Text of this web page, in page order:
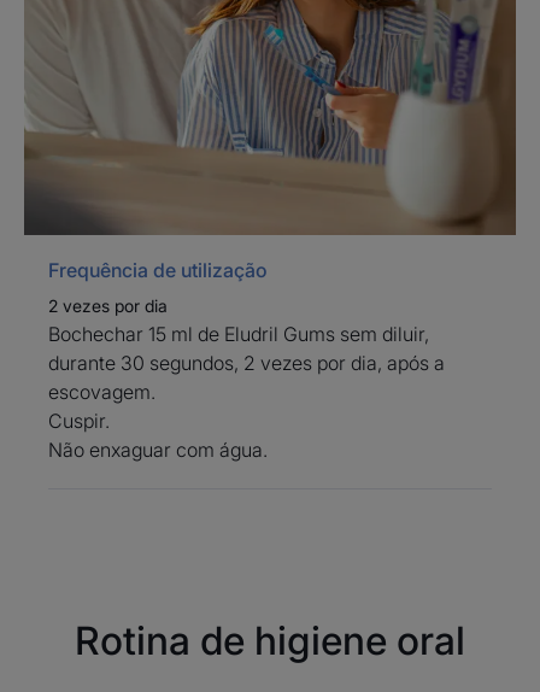
Reciclável
O frasco de plástico PET é reciclável e 100% reciclado.
Embalagem primária - Dispositivo de administração: No
Frequência de utilização
2 vezes por dia
Bochechar 15 ml de Eludril Gums sem diluir,
durante 30 segundos, 2 vezes por dia, após a
escovagem.
Cuspir.
Não enxaguar com água.
Rotina de higiene oral